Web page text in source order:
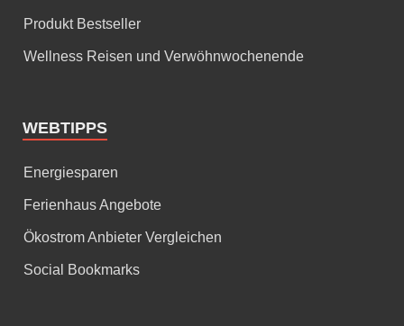
Produkt Bestseller
Wellness Reisen und Verwöhnwochenende
WEBTIPPS
Energiesparen
Ferienhaus Angebote
Ökostrom Anbieter Vergleichen
Social Bookmarks